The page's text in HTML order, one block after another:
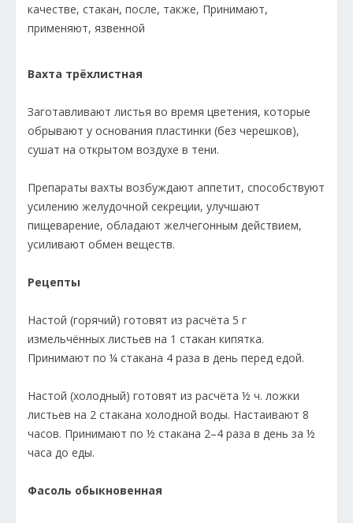
Вахта трёх­листная
Заготавливают листья во время цветения, которые
обрывают у основания пластинки (без черешков),
сушат на открытом воздухе в тени.
Препараты вахты возбуждают аппетит, способствуют
усилению желудочной секреции, улучшают
пищеварение, обладают желчегонным действием,
усиливают обмен веществ.
Рецепты
Настой (горячий) готовят из расчёта 5 г
измельчённых листьев на 1 стакан кипятка.
Принимают по ¼ стакана 4 раза в день перед едой.
Настой (холодный) готовят из расчёта ½ ч. ложки
листьев на 2 стакана холодной воды. Настаивают 8
часов. Принимают по ½ стакана 2–4 раза в день за ½
часа до еды.
Фасоль обыкновенная